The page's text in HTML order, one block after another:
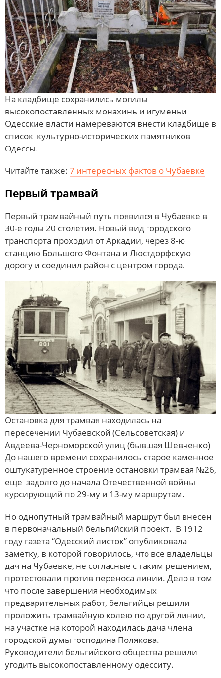
На кладбище сохранились могилы
высокопоставленных монахинь и игуменьи
Одесские власти намереваются внести кладбище в
список культурно-исторических памятников
Одессы.
Читайте также: 7 интересных фактов о Чубаевке
Первый трамвай
Первый трамвайный путь появился в Чубаевке в
30-е годы 20 столетия. Новый вид городского
транспорта проходил от Аркадии, через 8-ю
станцию Большого Фонтана и Люстдорфскую
дорогу и соединил район с центром города.
Остановка для трамвая находилась на
пересечении Чубаевской (Сельсоветская) и
Авдеева-Черноморской улиц (бывшая Шевченко)
До нашего времени сохранилось старое каменное
оштукатуренное строение остановки трамвая №26,
еще задолго до начала Отечественной войны
курсирующий по 29-му и 13-му маршрутам.
Но однопутный трамвайный маршрут был внесен
в первоначальный бельгийский проект. В 1912
году газета “Одесский листок” опубликовала
заметку, в которой говорилось, что все владельцы
дач на Чубаевке, не согласные с таким решением,
протестовали против переноса линии. Дело в том
что после завершения необходимых
предварительных работ, бельгийцы решили
проложить трамвайную колею по другой линии,
на участке на которой находилась дача члена
городской думы господина Полякова.
Руководители бельгийского общества решили
угодить высокопоставленному одесситу.